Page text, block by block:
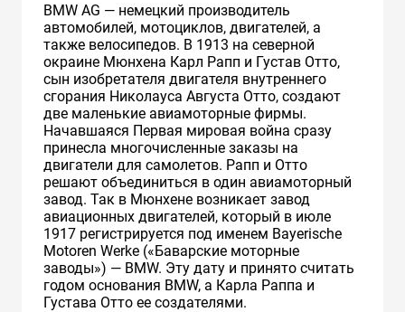
BMW AG — немецкий производитель
автомобилей, мотоциклов, двигателей, а
также велосипедов. В 1913 на северной
окраине Мюнхена Карл Рапп и Густав Отто,
сын изобретателя двигателя внутреннего
сгорания Николауса Августа Отто, создают
две маленькие авиамоторные фирмы.
Начавшаяся Первая мировая война сразу
принесла многочисленные заказы на
двигатели для самолетов. Рапп и Отто
решают объединиться в один авиамоторный
завод. Так в Мюнхене возникает завод
авиационных двигателей, который в июле
1917 регистрируется под именем Bayerische
Motoren Werke («Баварские моторные
заводы») — BMW. Эту дату и принято считать
годом основания BMW, а Карла Раппа и
Густава Отто ее создателями.